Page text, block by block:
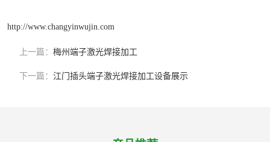
http://www.changyinwujin.com
上一篇： 梅州端子激光焊接加工
下一篇： 江门插头端子激光焊接加工设备展示